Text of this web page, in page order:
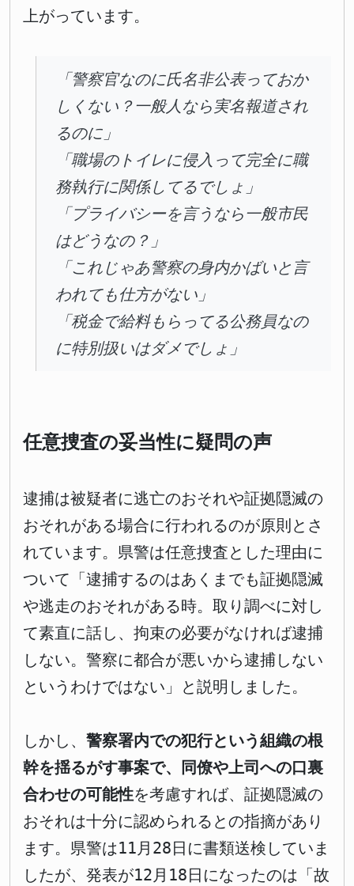
上がっています。
「警察官なのに氏名非公表っておか
しくない？一般人なら実名報道され
るのに」
「職場のトイレに侵入って完全に職
務執行に関係してるでしょ」
「プライバシーを言うなら一般市民
はどうなの？」
「これじゃあ警察の身内かばいと言
われても仕方がない」
「税金で給料もらってる公務員なの
に特別扱いはダメでしょ」
任意捜査の妥当性に疑問の声
逮捕は被疑者に逃亡のおそれや証拠隠滅の
おそれがある場合に行われるのが原則とさ
れています。県警は任意捜査とした理由に
ついて「逮捕するのはあくまでも証拠隠滅
や逃走のおそれがある時。取り調べに対し
て素直に話し、拘束の必要がなければ逮捕
しない。警察に都合が悪いから逮捕しない
というわけではない」と説明しました。
しかし、 警察署内での犯行という組織の根
幹を揺るがす事案で、同僚や上司への口裏
合わせの可能性を考慮すれば、証拠隠滅の
おそれは十分に認められるとの指摘があり
ます。県警は11月28日に書類送検していま
したが、発表が12月18日になったのは「故